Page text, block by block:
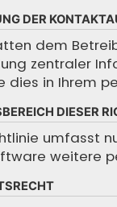
DER
dem
zentraler
dies in Ihrem
DIESER
umfasst
weitere